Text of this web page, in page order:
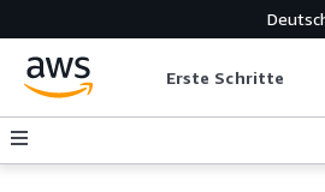
Erste Schritte